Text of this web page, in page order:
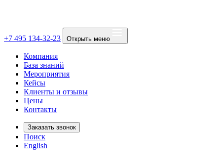
+7 495 134-32-23 Открыть меню
Компания
База знаний
Мероприятия
Кейсы
Клиенты и отзывы
Цены
Контакты
Заказать звонок
Поиск
English